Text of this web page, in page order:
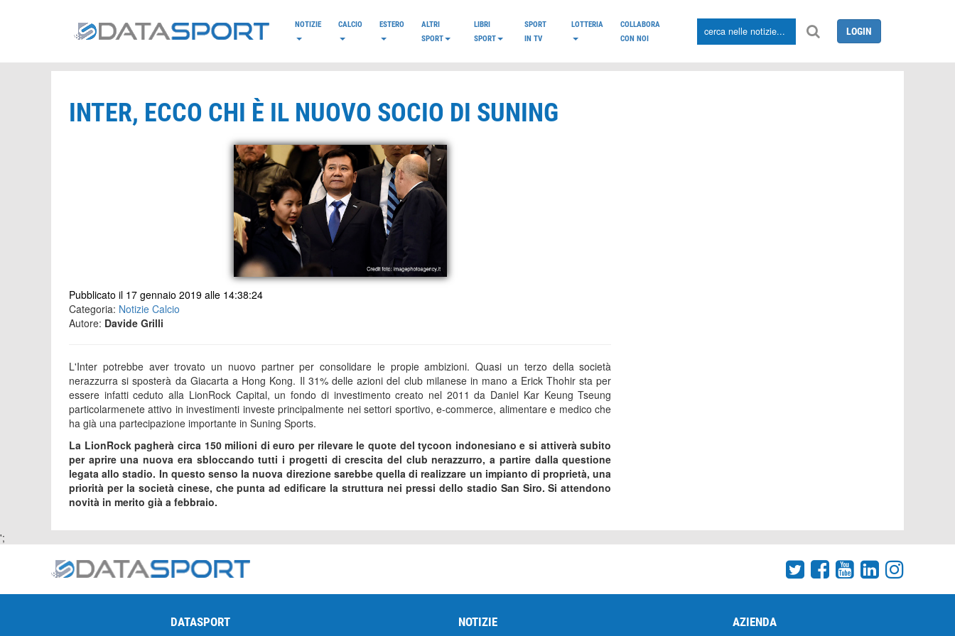
NOTIZIE CALCIO ESTERO
ALTRI
SPORT
LIBRI
SPORT
SPORT
IN TV
LOTTERIA
COLLABORA
CON NOI
LOGIN
INTER, ECCO CHI È IL NUOVO SOCIO DI SUNING
Pubblicato il 17 gennaio 2019 alle 14:38:24
Categoria: Notizie Calcio
Autore: Davide Grilli
L'Inter potrebbe aver trovato un nuovo partner per consolidare le propie ambizioni. Quasi un terzo della società
nerazzurra si sposterà da Giacarta a Hong Kong. Il 31% delle azioni del club milanese in mano a Erick Thohir sta per
essere infatti ceduto alla LionRock Capital, un fondo di investimento creato nel 2011 da Daniel Kar Keung Tseung
particolarmenete attivo in investimenti investe principalmente nei settori sportivo, e-commerce, alimentare e medico che
ha già una partecipazione importante in Suning Sports.
La LionRock pagherà circa 150 milioni di euro per rilevare le quote del tycoon indonesiano e si attiverà subito
per aprire una nuova era sbloccando tutti i progetti di crescita del club nerazzurro, a partire dalla questione
legata allo stadio. In questo senso la nuova direzione sarebbe quella di realizzare un impianto di proprietà, una
priorità per la società cinese, che punta ad edificare la struttura nei pressi dello stadio San Siro. Si attendono
novità in merito già a febbraio.
';
DATASPORT NOTIZIE AZIENDA